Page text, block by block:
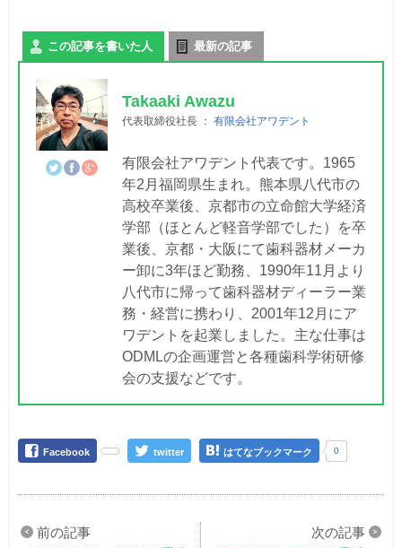
この記事を書いた人 最新の記事
Takaaki Awazu
代表取締役社長 ： 有限会社アワデント
有限会社アワデント代表です。1965
年2月福岡県生まれ。熊本県八代市の
高校卒業後、京都市の立命館大学経済
学部（ほとんど軽音学部でした）を卒
業後、京都・大阪にて歯科器材メーカ
ー卸に3年ほど勤務、1990年11月より
八代市に帰って歯科器材ディーラー業
務・経営に携わり、2001年12月にア
ワデントを起業しました。主な仕事は
ODMLの企画運営と各種歯科学術研修
会の支援などです。
Facebook twitter はてなブックマーク 0